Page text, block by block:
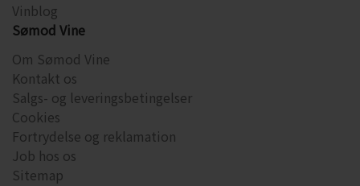
Vinblog
Sømod Vine
Om Sømod Vine
Kontakt os
Salgs- og leveringsbetingelser
Cookies
Fortrydelse og reklamation
Job hos os
Sitemap